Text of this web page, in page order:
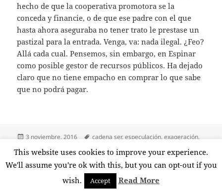
hecho de que la cooperativa promotora se la
conceda y financie, o de que ese padre con el que
hasta ahora aseguraba no tener trato le prestase un
pastizal para la entrada. Venga, va: nada ilegal. ¿Feo?
Allá cada cual. Pensemos, sin embargo, en Espinar
como posible gestor de recursos públicos. Ha dejado
claro que no tiene empacho en comprar lo que sabe
que no podrá pagar.
Publicado
3 noviembre, 2016 Etiquetas
cadena ser,especulación,exageración,
vpo
3 comentariosen El foco sobre Espinar
Funciona gracias a WordPress
This website uses cookies to improve your experience.
We'll assume you're ok with this, but you can opt-out if you
wish.
Accept Read More